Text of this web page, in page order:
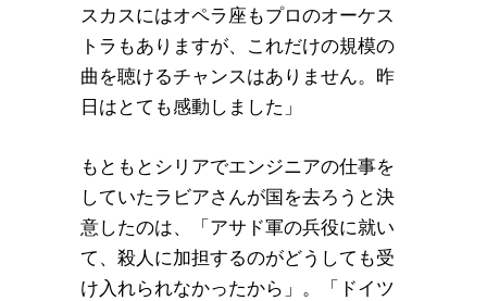
スカスにはオペラ座もプロのオーケス
トラもありますが、これだけの規模の
曲を聴けるチャンスはありません。昨
日はとても感動しました」
もともとシリアでエンジニアの仕事を
していたラビアさんが国を去ろうと決
意したのは、「アサド軍の兵役に就い
て、殺人に加担するのがどうしても受
け入れられなかったから」。「ドイツ